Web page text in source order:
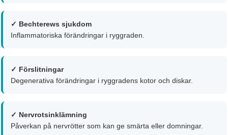
✓ Bechterews sjukdom
Inflammatoriska förändringar i ryggraden.
✓ Förslitningar
Degenerativa förändringar i ryggradens kotor och diskar.
✓ Nervrotsinklämning
Påverkan på nervrötter som kan ge smärta eller domningar.